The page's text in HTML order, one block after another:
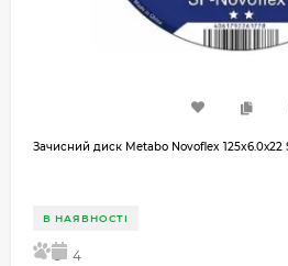
Зачисний диск Metabo Novoflex 125x6.0х22
В НАЯВНОСТІ
5 4